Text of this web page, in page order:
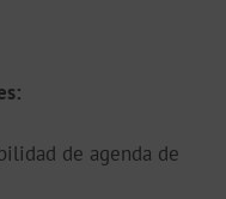
de agenda de